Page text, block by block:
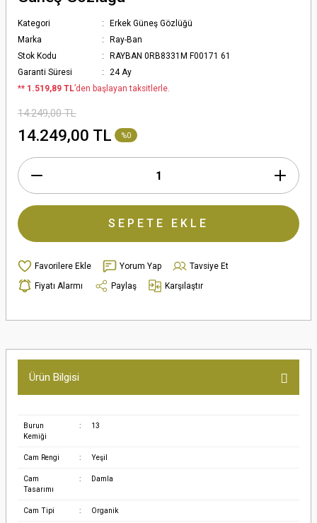
Kategori
Erkek Güneş Gözlüğü
Marka
Ray-Ban
Stok Kodu
RAYBAN 0RB8331M F00171 61
Garanti Süresi
24 Ay
** 1.519,89 TL’den başlayan taksitlerle.
14.249,00 TL
14.249,00 TL %0
SEPETE EKLE
Yorum Yap
Tavsiye Et
Fiyatı Alarmı
Paylaş Karşılaştır
Ürün Bilgisi
Burun
Kemiği
: 13
Cam Rengi : Yeşil
Cam
Tasarımı
: Damla
Cam Tipi : Organik